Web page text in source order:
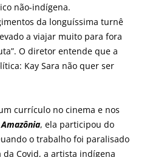
não-indígena.
da longuíssima turnê
a viajar muito para fora
O diretor entende que a
Kay Sara não quer ser
currículo no cinema e nos
, ela participou do
o trabalho foi paralisado
Covid, a artista indígena